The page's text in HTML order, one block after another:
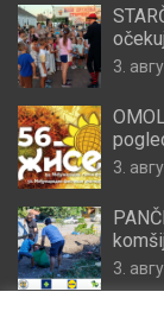
3.
3.
3.